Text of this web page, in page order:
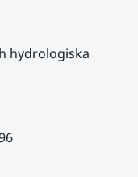
hydrologiska